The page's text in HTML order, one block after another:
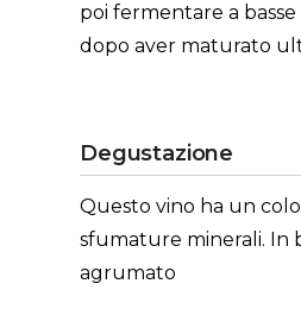
poi fermentare a
dopo aver maturato
Degustazione
Questo vino ha un
sfumature minerali. In
agrumato